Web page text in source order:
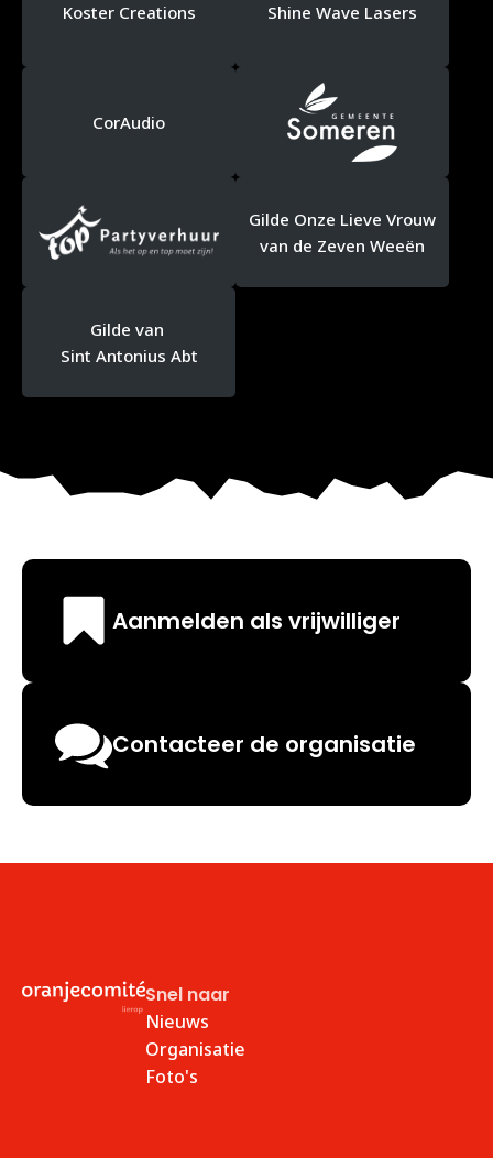
Koster Creations Shine Wave Lasers
CorAudio
Gilde Onze Lieve Vrouw
van de Zeven Weeën
Gilde van
Sint Antonius Abt
Aanmelden als vrijwilliger
Contacteer de organisatie
Snel naar
Nieuws
Organisatie
Foto's